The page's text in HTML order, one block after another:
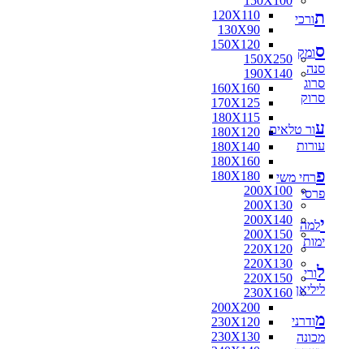
120X110
130X90
150X120
150X250
190X140
160X160
170X125
180X115
180X120
180X140
180X160
180X180
200X100
200X130
200X140
200X150
220X120
220X130
220X150
230X160
200X200
230X120
230X130
תורכי
סומק
סנה
סרוג
סרוק
עור טלאים
עורות
פרחי משי
פרסי
ילמה
ימות
לורי
ליליאן
מודרני
מכונה